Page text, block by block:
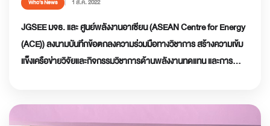
Who’s News 1 ส.ค. 2022
JGSEE มจธ. และ ศูนย์พลังงานอาเซียน (ASEAN Centre for Energy
(ACE)) ลงนามบันทึกข้อตกลงความร่วมมือทางวิชาการ สร้างความเข้ม
แข็งเครือข่ายวิจัยและกิจกรรมวิชาการด้านพลังงานทดแทน และการ